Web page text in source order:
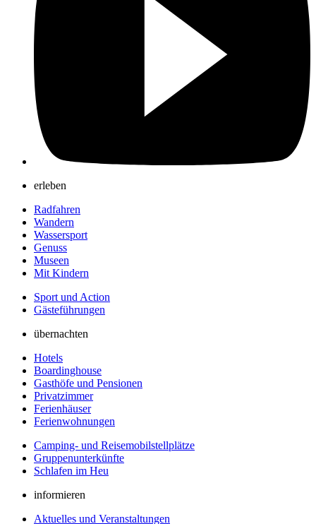
erleben
Radfahren
Wandern
Wassersport
Genuss
Museen
Mit Kindern
Sport und Action
Gästeführungen
übernachten
Hotels
Boardinghouse
Gasthöfe und Pensionen
Privatzimmer
Ferienhäuser
Ferienwohnungen
Camping- und Reisemobilstellplätze
Gruppenunterkünfte
Schlafen im Heu
informieren
Aktuelles und Veranstaltungen